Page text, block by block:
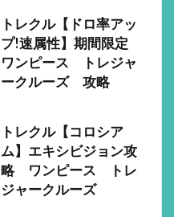
トレクル【ドロ率アッ
プ!速属性】期間限定
ワンピース トレジャ
ークルーズ 攻略
トレクル【コロシア
ム】エキシビジョン攻
略 ワンピース トレ
ジャークルーズ